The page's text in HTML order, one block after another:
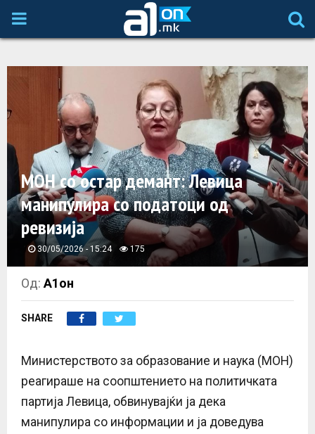
P
A
R
M
E
N
U
МОН со остар демант: Левица
манипулира со податоци од
ревизија
30/05/2026 - 15:24 175
Од:А1он
SHARE
Министерството за образование и наука (МОН)
реагираше на соопштението на политичката
партија Левица, обвинувајќи ја дека
манипулира со информации и ја доведува